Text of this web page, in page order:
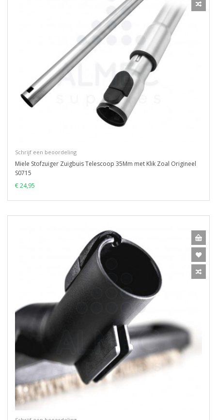
Schrijf een beoordeling
Miele Stofzuiger Zuigbuis Telescoop 35Mm met Klik Zoal Origineel
S0715
€ 24,95